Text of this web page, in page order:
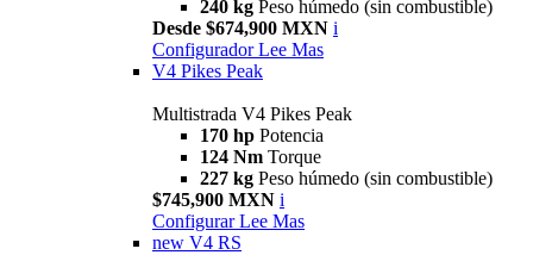
240 kg Peso húmedo (sin combustible)
Desde $674,900 MXN i
Configurador Lee Mas
V4 Pikes Peak
Multistrada V4 Pikes Peak
170 hp Potencia
124 Nm Torque
227 kg Peso húmedo (sin combustible)
$745,900 MXN i
Configurar Lee Mas
new V4 RS